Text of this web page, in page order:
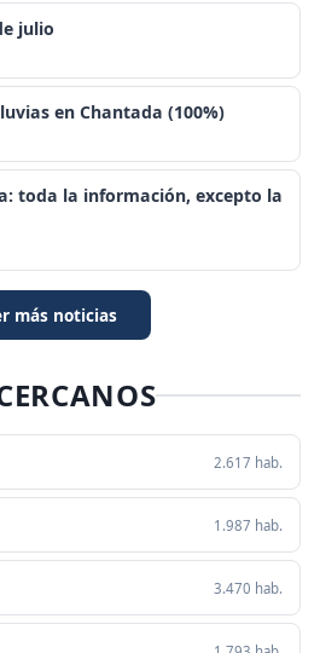
julio
en Chantada (100%)
toda la información, excepto la
más noticias
2.617 hab.
1.987 hab.
3.470 hab.